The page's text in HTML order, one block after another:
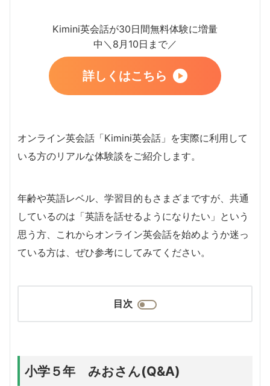
Kimini英会話が30日間無料体験に増量
中＼8月10日まで／
詳しくはこちら
オンライン英会話「Kimini英会話」を実際に利用して
いる方のリアルな体験談をご紹介します。
年齢や英語レベル、学習目的もさまざまですが、共通
しているのは「英語を話せるようになりたい」という
思う方、これからオンライン英会話を始めようか迷っ
ている方は、ぜひ参考にしてみてください。
目次
小学５年 みおさん(Q&A)